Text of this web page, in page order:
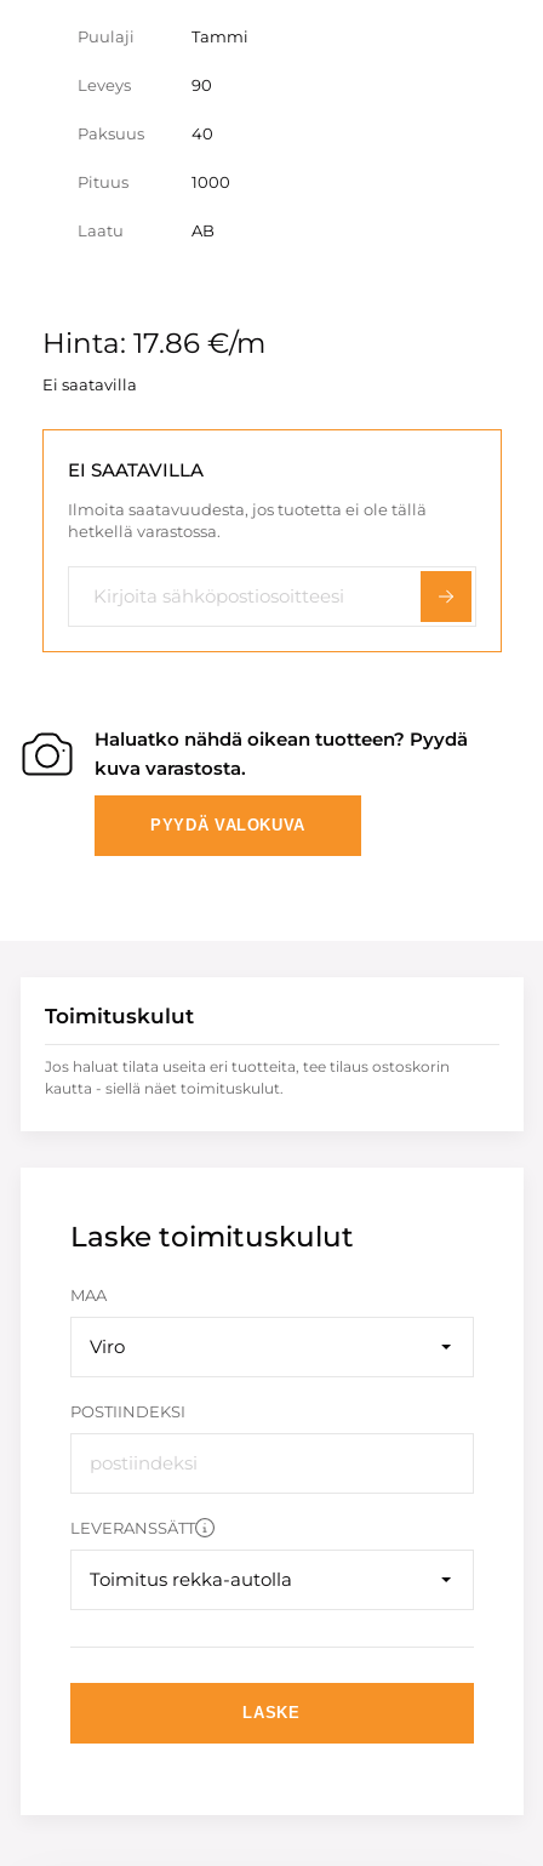
Puulaji Tammi
Leveys 90
Paksuus 40
Pituus 1000
Laatu AB
Hinta: 17.86 €/m
Ei saatavilla
EI SAATAVILLA
Ilmoita saatavuudesta, jos tuotetta ei ole tällä
hetkellä varastossa.
Haluatko nähdä oikean tuotteen? Pyydä
kuva varastosta.
PYYDÄ VALOKUVA
Laske toimituskulut
MAA
Viro
POSTIINDEKSI
LEVERANSSÄTT
Toimitus rekka-autolla
LASKE
Toimituskulut
Jos haluat tilata useita eri tuotteita, tee tilaus ostoskorin
kautta - siellä näet toimituskulut.